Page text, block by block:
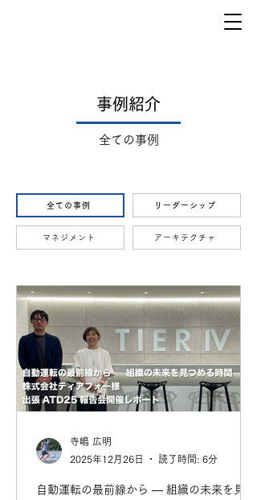
事例紹介
全ての事例
全ての事例 リーダーシップ
マネジメント アーキテクチャ
自動運転の最前線から ― 組織の未来を見つ
寺嶋 広明
2025年12月26日
読了時間: 6分